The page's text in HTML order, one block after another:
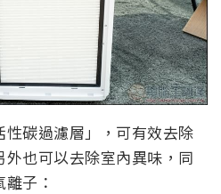
碳過濾層」，可有效去除
也可以去除室內異味，同
子：